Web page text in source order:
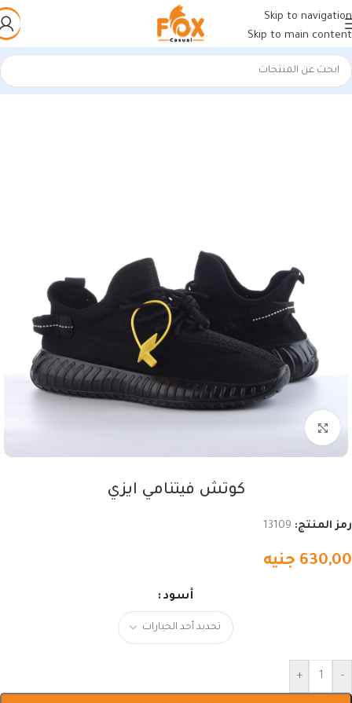
Skip to navigation
Skip to main content
الرئيسية/أحذية رجالي/كوتشات فيتنامي
كوتش فيتنامي ايزي
رمز المنتج: 13109
630,00 جنيه
أسود
-
+